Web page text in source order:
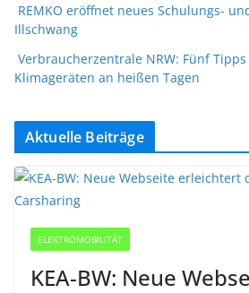
REMKO eröffnet neues Schulungs-
Illschwang
Verbraucherzentrale NRW: Fünf
Klimageräten an heißen Tagen
Aktuelle Beiträge
ELEKTROMOBILITÄT
KEA-BW: Neue